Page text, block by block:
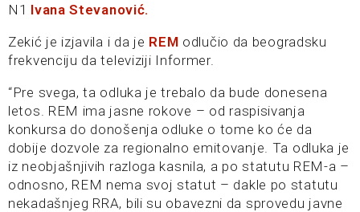
N1 Ivana Stevanović.
Zekić je izjavila i da je REM odlučio da beogradsku
frekvenciju da televiziji Informer.
“Pre svega, ta odluka je trebalo da bude donesena
letos. REM ima jasne rokove – od raspisivanja
konkursa do donošenja odluke o tome ko će da
dobije dozvole za regionalno emitovanje. Ta odluka je
iz neobjašnjivih razloga kasnila, a po statutu REM-a –
odnosno, REM nema svoj statut – dakle po statutu
nekadašnjeg RRA, bili su obavezni da sprovedu javne